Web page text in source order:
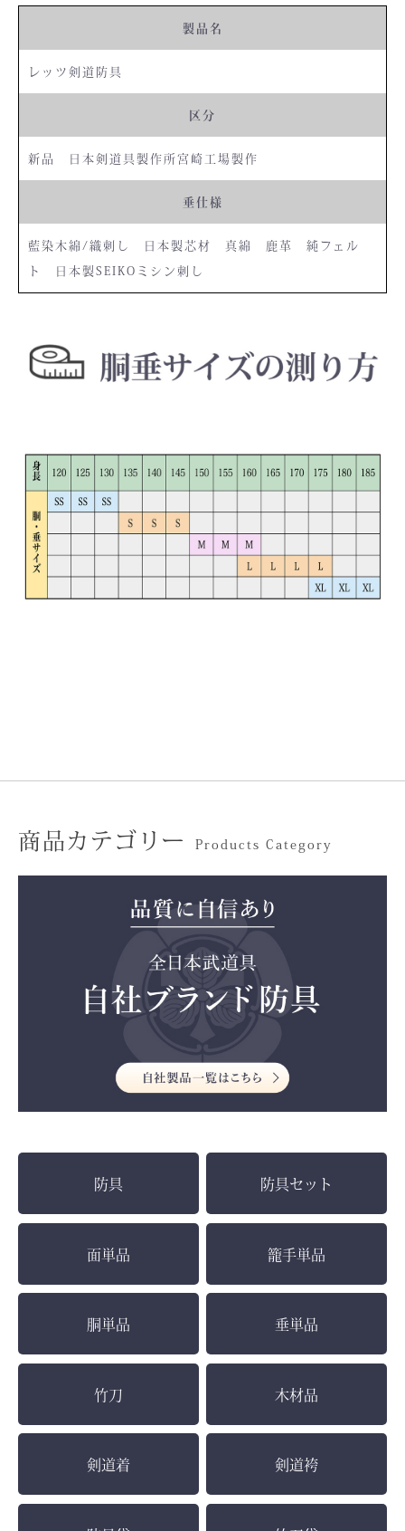
製品名
レッツ剣道防具
区分
新品 日本剣道具製作所宮崎工場製作
垂仕様
藍染木綿/織刺し 日本製芯材 真綿 鹿革 純フェル
ト 日本製SEIKOミシン刺し
商品カテゴリー Products Category
防具 防具セット
面単品 籠手単品
胴単品 垂単品
竹刀 木材品
剣道着 剣道袴